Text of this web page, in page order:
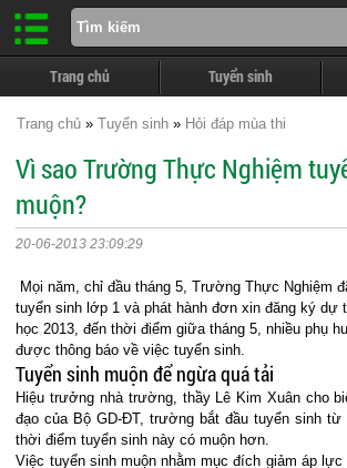
Trang chủ Tuyển sinh
Trang chủ » Tuyển sinh » Hỏi đáp mùa thi
Vì sao Trường Thực Nghiệm
muộn?
20-06-2013 23:09:29
Mọi năm, chỉ đầu tháng 5, Trường Thực Nghiệm
tuyển sinh lớp 1 và phát hành đơn xin đăng ký dự
học 2013, đến thời điểm giữa tháng 5, nhiều phụ
được thông báo về việc tuyển sinh.
Tuyển sinh muộn để ngừa quá tải
Hiệu trưởng nhà trường, thầy Lê Kim Xuân cho
đạo của Bộ GD-ĐT, trường bắt đầu tuyển sinh
thời điểm tuyển sinh này có muộn hơn.
Việc tuyển sinh muộn nhằm mục đích giảm áp